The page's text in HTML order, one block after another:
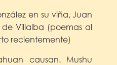
en su viña, Juan
de Villalba (poemas al
recientemente)
causan. Mushu